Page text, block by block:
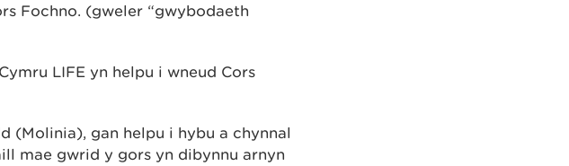
Fochno. (gweler “gwybodaeth
LIFE yn helpu i wneud Cors
(Molinia), gan helpu i hybu a chynnal
mae gwrid y gors yn dibynnu arnyn